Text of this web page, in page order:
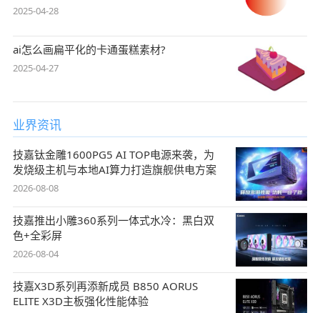
2025-04-28
ai怎么画扁平化的卡通蛋糕素材?
2025-04-27
业界资讯
技嘉钛金雕1600PG5 AI TOP电源来袭，为
发烧级主机与本地AI算力打造旗舰供电方案
2026-08-08
技嘉推出小雕360系列一体式水冷：黑白双
色+全彩屏
2026-08-04
技嘉X3D系列再添新成员 B850 AORUS
ELITE X3D主板强化性能体验